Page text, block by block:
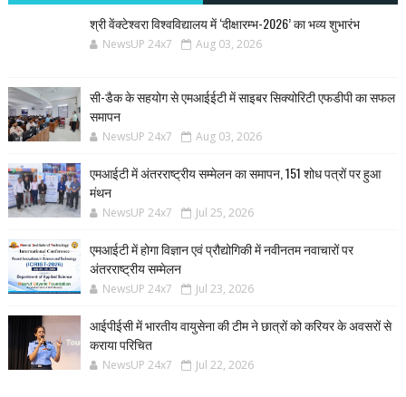
श्री वेंक्टेश्वरा विश्वविद्यालय में ‘दीक्षारम्भ-2026’ का भव्य शुभारंभ
NewsUP 24x7 Aug 03, 2026
सी-डैक के सहयोग से एमआईईटी में साइबर सिक्योरिटी एफडीपी का सफल
समापन
NewsUP 24x7 Aug 03, 2026
एमआईटी में अंतरराष्ट्रीय सम्मेलन का समापन, 151 शोध पत्रों पर हुआ
मंथन
NewsUP 24x7 Jul 25, 2026
एमआईटी में होगा विज्ञान एवं प्रौद्योगिकी में नवीनतम नवाचारों पर
अंतरराष्ट्रीय सम्मेलन
NewsUP 24x7 Jul 23, 2026
आईपीईसी में भारतीय वायुसेना की टीम ने छात्रों को करियर के अवसरों से
कराया परिचित
NewsUP 24x7 Jul 22, 2026